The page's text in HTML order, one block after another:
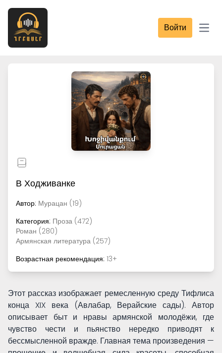
Войти
В Ходживанке
Автор: Мурацан (19)
Категория: Проза (472)
Роман (280)
Армянская литература (257)
Возрастная рекомендация: 13+
Этот рассказ изображает ремесленную среду Тифлиса
конца XIX века (Авлабар, Верайские сады). Автор
описывает быт и нравы армянской молодёжи, где
чувство чести и пьянство нередко приводят к
бессмысленной вражде. Главная тема произведения —